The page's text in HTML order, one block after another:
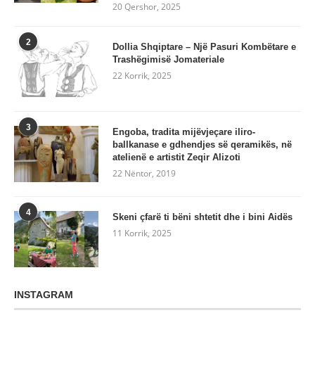
20 Qershor, 2025
2
Dollia Shqiptare – Një Pasuri Kombëtare e
Trashëgimisë Jomateriale
22 Korrik, 2025
3
Engoba, tradita mijëvjeçare iliro-
ballkanase e gdhendjes së qeramikës, në
atelienë e artistit Zeqir Alizoti
22 Nëntor, 2019
4 Skeni çfarë ti bëni shtetit dhe i bini Aidës
11 Korrik, 2025
INSTAGRAM